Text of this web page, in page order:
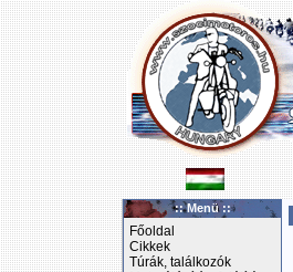
:: Menü ::
Főoldal
Cikkek
Túrák, találkozók